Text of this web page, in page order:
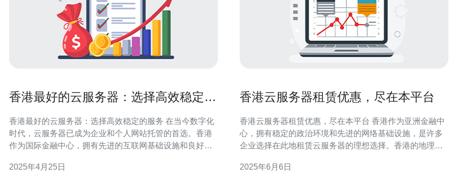
香港最好的云服务器：选择高效稳定的
香港最好的云服务器：选择高效稳定的服务 在当今数字化
时代，云服务器已成为企业和个人网站托管的首选。香港
作为国际金融中心，拥有先进的互联网基础设施和良好的
好的云服务器，帮助您选择高效稳定的服务。 选择一个具
2025年4月25日
香港云服务器租赁优惠，尽在本平台
香港云服务器租赁优惠，尽在本平台 香港作为亚洲金融中
心，拥有稳定的政治环境和先进的网络基础设施，是许多
企业选择在此地租赁云服务器的理想选择。香港的地理位
接速度和更稳定的网络环境。 在众多云服务器租赁平台
2025年6月6日